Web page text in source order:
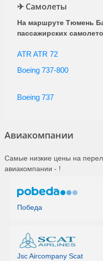
✈ Самолеты
На маршруте Тюмень
пассажирских
ATR ATR 72
Boeing 737-800
Boeing 737
Авиакомпании
Самые низкие цены на
авиакомпании - !
Победа
Jsc Aircompany Scat